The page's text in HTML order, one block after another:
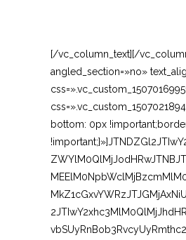
[/vc_column_text][/
angled_section=»no»
bottom: 0px